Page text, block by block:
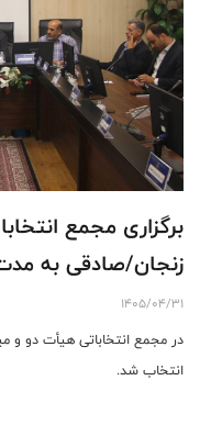
برگزاری مجمع
زنجان/صادقی به مدت 4 سال رییس
1405/04/31
در مجمع انتخاباتی هیأت دو و
انتخاب شد.